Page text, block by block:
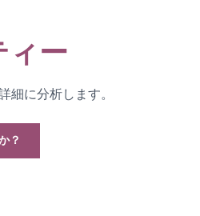
ィー
細に分析します。
？